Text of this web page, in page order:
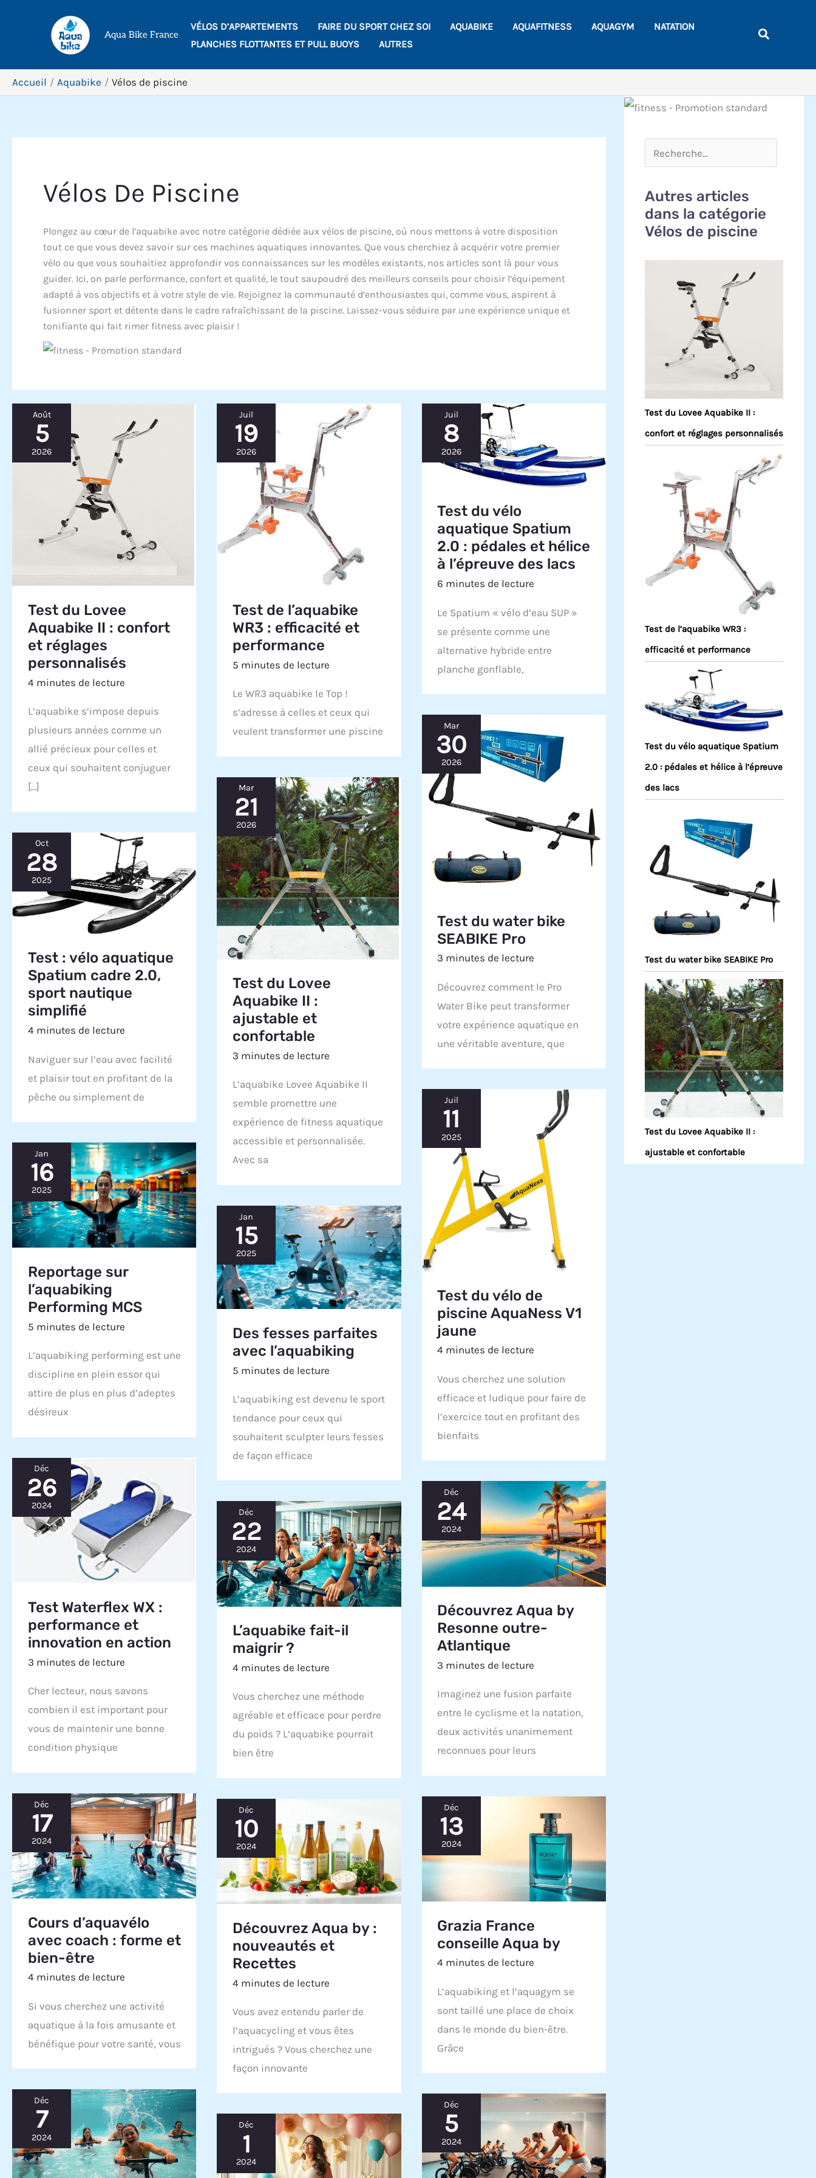
Aqua Bike France
VÉLOS D’APPARTEMENTS FAIRE DU SPORT CHEZ SOI AQUABIKE AQUAFITNESS AQUAGYM
NATATION
PLANCHES FLOTTANTES ET PULL BUOYS
AUTRES
Accueil Aquabike Vélos de piscine
Vélos De Piscine
Plongez au cœur de l’aquabike avec notre catégorie dédiée aux vélos de piscine, où nous mettons à votre disposition
tout ce que vous devez savoir sur ces machines aquatiques innovantes. Que vous cherchiez à acquérir votre premier
vélo ou que vous souhaitiez approfondir vos connaissances sur les modèles existants, nos articles sont là pour vous
guider. Ici, on parle performance, confort et qualité, le tout saupoudré des meilleurs conseils pour choisir l’équipement
adapté à vos objectifs et à votre style de vie. Rejoignez la communauté d’enthousiastes qui, comme vous, aspirent à
fusionner sport et détente dans le cadre rafraîchissant de la piscine. Laissez-vous séduire par une expérience unique et
tonifiante qui fait rimer fitness avec plaisir !
Août
5
2026
Test du Lovee
Aquabike II : confort
et réglages
personnalisés
4 minutes de lecture
L’aquabike s’impose depuis
plusieurs années comme un
allié précieux pour celles et
ceux qui souhaitent conjuguer
[…]
Juil
19
2026
Test de l’aquabike
WR3 : efficacité et
performance
5 minutes de lecture
Le WR3 aquabike le Top !
s’adresse à celles et ceux qui
veulent transformer une piscine
Juil
8
2026
Test du vélo
aquatique Spatium
2.0 : pédales et hélice
à l’épreuve des lacs
6 minutes de lecture
Le Spatium « vélo d’eau SUP »
se présente comme une
alternative hybride entre
planche gonflable,
Mar
30
2026
Test du water bike
SEABIKE Pro
3 minutes de lecture
Découvrez comment le Pro
Water Bike peut transformer
votre expérience aquatique en
une véritable aventure, que
Mar
21
2026
Test du Lovee
Aquabike II :
ajustable et
confortable
3 minutes de lecture
L’aquabike Lovee Aquabike II
semble promettre une
expérience de fitness aquatique
accessible et personnalisée.
Avec sa
Oct
28
2025
Test : vélo aquatique
Spatium cadre 2.0,
sport nautique
simplifié
4 minutes de lecture
Naviguer sur l’eau avec facilité
et plaisir tout en profitant de la
pêche ou simplement de
Juil
11
2025
Test du vélo de
piscine AquaNess V1
jaune
4 minutes de lecture
Vous cherchez une solution
efficace et ludique pour faire de
l’exercice tout en profitant des
bienfaits
Jan
16
2025
Reportage sur
l’aquabiking
Performing MCS
5 minutes de lecture
L’aquabiking performing est une
discipline en plein essor qui
attire de plus en plus d’adeptes
désireux
Jan
15
2025
Des fesses parfaites
avec l’aquabiking
5 minutes de lecture
L’aquabiking est devenu le sport
tendance pour ceux qui
souhaitent sculpter leurs fesses
de façon efficace
Déc
26
2024
Test Waterflex WX :
performance et
innovation en action
3 minutes de lecture
Cher lecteur, nous savons
combien il est important pour
vous de maintenir une bonne
condition physique
Déc
24
2024
Découvrez Aqua by
Resonne outre-
Atlantique
3 minutes de lecture
Imaginez une fusion parfaite
entre le cyclisme et la natation,
deux activités unanimement
reconnues pour leurs
Déc
22
2024
L’aquabike fait-il
maigrir ?
4 minutes de lecture
Vous cherchez une méthode
agréable et efficace pour perdre
du poids ? L’aquabike pourrait
bien être
Déc
17
2024
Cours d’aquavélo
avec coach : forme et
bien-être
4 minutes de lecture
Si vous cherchez une activité
aquatique à la fois amusante et
bénéfique pour votre santé, vous
Déc
13
2024
Grazia France
conseille Aqua by
4 minutes de lecture
L’aquabiking et l’aquagym se
sont taillé une place de choix
dans le monde du bien-être.
Grâce
Déc
10
2024
Découvrez Aqua by :
nouveautés et
Recettes
4 minutes de lecture
Vous avez entendu parler de
l’aquacycling et vous êtes
intrigués ? Vous cherchez une
façon innovante
Déc
7
2024
Déc
5
2024
Déc
1
2024
Autres articles
dans la catégorie
Vélos de piscine
Test du Lovee Aquabike II :
confort et réglages personnalisés
Test de l’aquabike WR3 :
efficacité et performance
Test du vélo aquatique Spatium
2.0 : pédales et hélice à l’épreuve
des lacs
Test du water bike SEABIKE Pro
Test du Lovee Aquabike II :
ajustable et confortable